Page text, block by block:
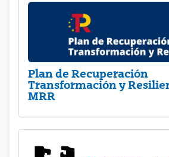
Plan de Recuperación
Transformación y
MRR